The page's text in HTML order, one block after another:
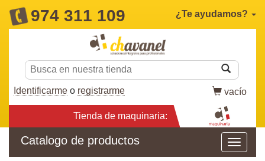
974 311 109 ¿Te ayudamos?
Identificarme o registrarme vacío
Tienda de maquinaria:
Catalogo de productos